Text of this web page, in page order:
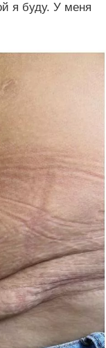
я буду. У меня